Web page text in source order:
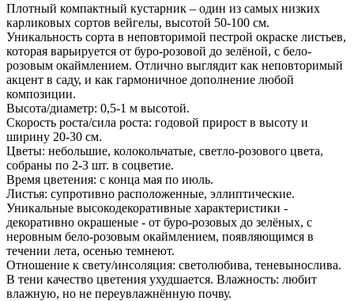
Плотный компактный кустарник – один из самых низких
карликовых сортов вейгелы, высотой 50-100 см.
Уникальность сорта в неповторимой пестрой окраске листьев,
которая варьируется от буро-розовой до зелёной, с бело-
розовым окаймлением. Отлично выглядит как неповторимый
акцент в саду, и как гармоничное дополнение любой
композиции.
Высота/диаметр: 0,5-1 м высотой.
Скорость роста/сила роста: годовой прирост в высоту и
ширину 20-30 см.
Цветы: небольшие, колокольчатые, светло-розового цвета,
собраны по 2-3 шт. в соцветие.
Время цветения: с конца мая по июль.
Листья: супротивно расположенные, эллиптические.
Уникальные высокодекоративные характеристики -
декоративно окрашеные - от буро-розовых до зелёных, с
неровным бело-розовым окаймлением, появляющимся в
течении лета, осенью темнеют.
Отношение к свету/инсоляция: светолюбива, теневынослива.
В тени качество цветения ухудшается. Влажность: любит
влажную, но не переувлажнённую почву.